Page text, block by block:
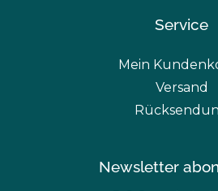
Service
Mein
Versand
Newsletter